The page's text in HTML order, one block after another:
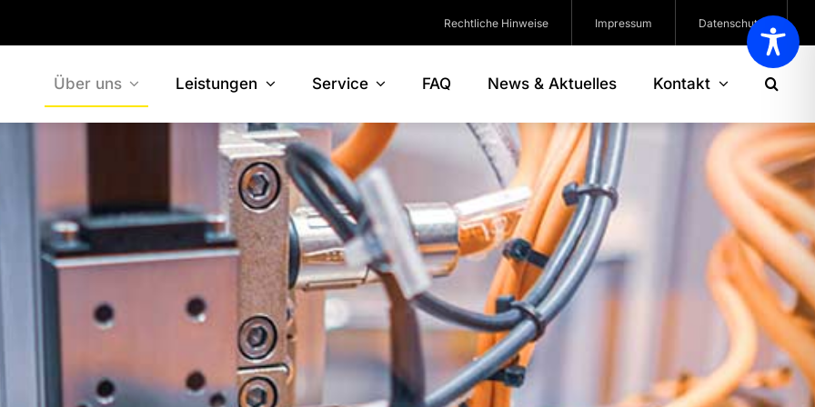
Rechtliche Hinweise Impressum Datenschutz
Über uns Leistungen Service FAQ News & Aktuelles Kontakt